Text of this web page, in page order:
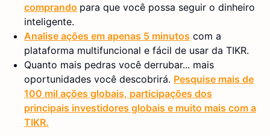
comprando para que você possa seguir o dinheiro
inteligente.
Analise ações em apenas 5 minutos com a
plataforma multifuncional e fácil de usar da TIKR.
Quanto mais pedras você derrubar... mais
oportunidades você descobrirá. Pesquise mais de
100 mil ações globais, participações dos
principais investidores globais e muito mais com a
TIKR.